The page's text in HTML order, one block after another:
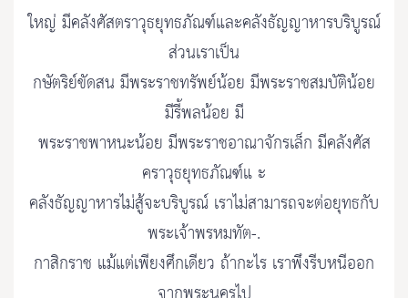
ใหญ่ มีคลังศัสตราวุธยุทธภัณฑ์และคลังธัญญาหารบริบูรณ์
ส่วนเราเป็น
กษัตริย์ขัดสน มีพระราชทรัพย์น้อย มีพระราชสมบัติน้อย
มีรี้พลน้อย มี
พระราชพาหนะน้อย มีพระราชอาณาจักรเล็ก มีคลังศัส
คราวุธยุทธภัณฑ์แ ะ
คลังธัญญาหารไม่สู้จะบริบูรณ์ เราไม่สามารถจะต่อยุทธกับ
พระเจ้าพรหมทัต-.
กาสิกราช แม้แต่เพียงศึกเดียว ถ้ากะไร เราพึงรีบหนีออก